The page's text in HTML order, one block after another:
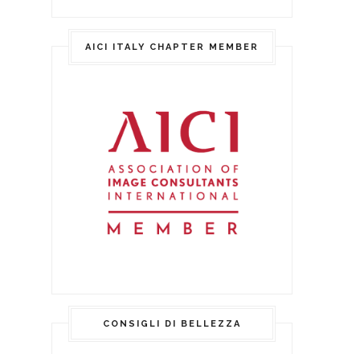
AICI ITALY CHAPTER MEMBER
CONSIGLI DI BELLEZZA